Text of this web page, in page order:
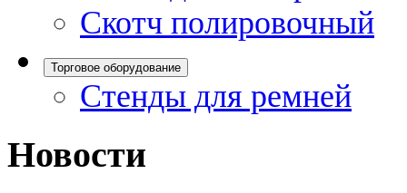
Скотч полировочный
Торговое оборудование
Стенды для ремней
Новости